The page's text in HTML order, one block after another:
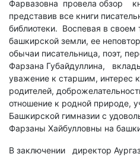
Фарвазовна провела обзор
представив все книги
библиотеки. Воспевая в своем
башкирской земли, ее
обычаи писательница, поэт,
Фарзана Губайдуллина,
уважение к старшим, интерес
родителей,
отношение к родной природе,
Башкирской гимназии с
Фарзаны Хайбулловны на
В заключении директор